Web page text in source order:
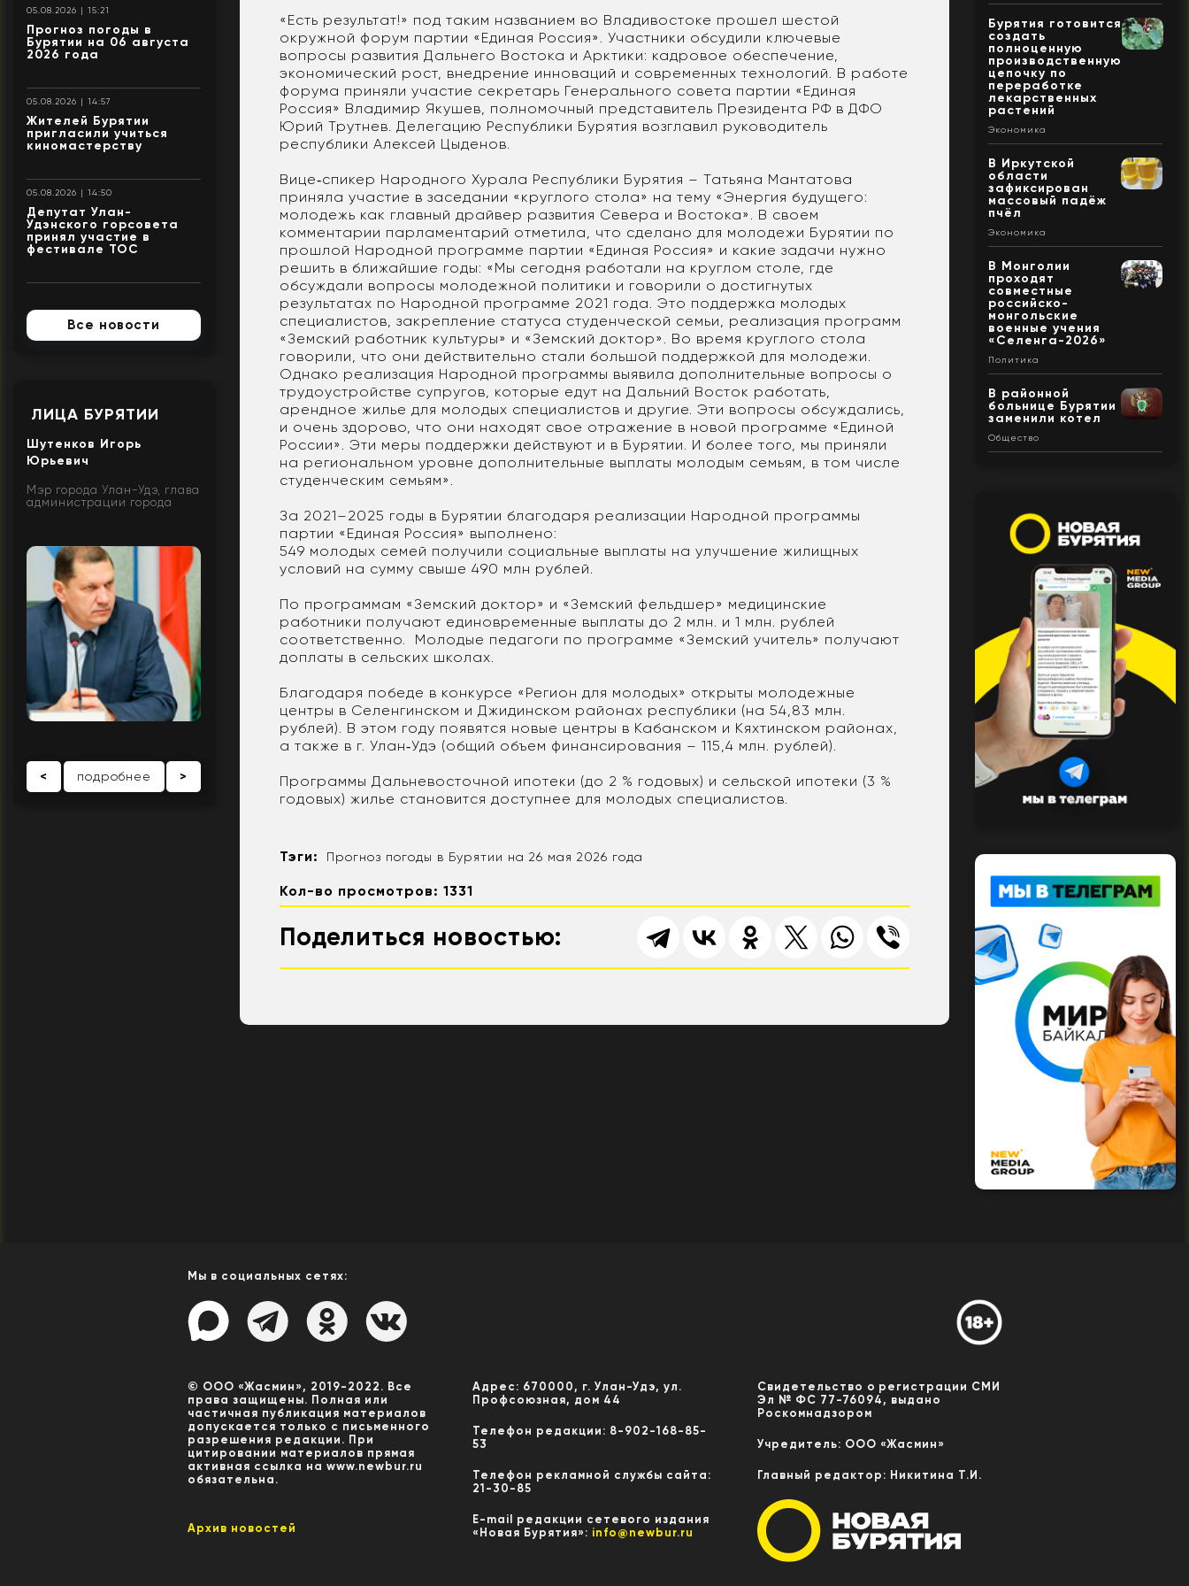
05.08.2026 | 15:21
Прогноз погоды в
Бурятии на 06 августа
2026 года
05.08.2026 | 14:57
Жителей Бурятии
пригласили учиться
киномастерству
05.08.2026 | 14:50
Депутат Улан-
Удэнского горсовета
принял участие в
фестивале ТОС
Все новости
ЛИЦА БУРЯТИИ
Шутенков Игорь
Юрьевич
Мэр города Улан-Удэ, глава
администрации города
< подробнее >
«Есть результат!» под таким названием во Владивостоке прошел шестой
окружной форум партии «Единая Россия». Участники обсудили ключевые
вопросы развития Дальнего Востока и Арктики: кадровое обеспечение,
экономический рост, внедрение инноваций и современных технологий. В работе
форума приняли участие секретарь Генерального совета партии «Единая
Россия» Владимир Якушев, полномочный представитель Президента РФ в ДФО
Юрий Трутнев. Делегацию Республики Бурятия возглавил руководитель
республики Алексей Цыденов.
Вице‑спикер Народного Хурала Республики Бурятия – Татьяна Мантатова
приняла участие в заседании «круглого стола» на тему «Энергия будущего:
молодежь как главный драйвер развития Севера и Востока». В своем
комментарии парламентарий отметила, что сделано для молодежи Бурятии по
прошлой Народной программе партии «Единая Россия» и какие задачи нужно
решить в ближайшие годы: «Мы сегодня работали на круглом столе, где
обсуждали вопросы молодежной политики и говорили о достигнутых
результатах по Народной программе 2021 года. Это поддержка молодых
специалистов, закрепление статуса студенческой семьи, реализация программ
«Земский работник культуры» и «Земский доктор». Во время круглого стола
говорили, что они действительно стали большой поддержкой для молодежи.
Однако реализация Народной программы выявила дополнительные вопросы о
трудоустройстве супругов, которые едут на Дальний Восток работать,
арендное жилье для молодых специалистов и другие. Эти вопросы обсуждались,
и очень здорово, что они находят свое отражение в новой программе «Единой
России». Эти меры поддержки действуют и в Бурятии. И более того, мы приняли
на региональном уровне дополнительные выплаты молодым семьям, в том числе
студенческим семьям».
За 2021–2025 годы в Бурятии благодаря реализации Народной программы
партии «Единая Россия» выполнено:
549 молодых семей получили социальные выплаты на улучшение жилищных
условий на сумму свыше 490 млн рублей.
По программам «Земский доктор» и «Земский фельдшер» медицинские
работники получают единовременные выплаты до 2 млн. и 1 млн. рублей
соответственно. Молодые педагоги по программе «Земский учитель» получают
доплаты в сельских школах.
Благодаря победе в конкурсе «Регион для молодых» открыты молодежные
центры в Селенгинском и Джидинском районах республики (на 54,83 млн.
рублей). В этом году появятся новые центры в Кабанском и Кяхтинском районах,
а также в г. Улан‑Удэ (общий объем финансирования – 115,4 млн. рублей).
Программы Дальневосточной ипотеки (до 2 % годовых) и сельской ипотеки (3 %
годовых) жилье становится доступнее для молодых специалистов.
Тэги: Прогноз погоды в Бурятии на 26 мая 2026 года
Кол-во просмотров: 1331
Поделиться новостью:
Бурятия готовится
создать
полноценную
производственную
цепочку по
переработке
лекарственных
растений
Экономика
В Иркутской
области
зафиксирован
массовый падёж
пчёл
Экономика
В Монголии
проходят
совместные
российско-
монгольские
военные учения
«Селенга-2026»
Политика
В районной
больнице Бурятии
заменили котел
Общество
Мы в социальных сетях:
© ООО «Жасмин», 2019-2022. Все
права защищены. Полная или
частичная публикация материалов
допускается только с письменного
разрешения редакции. При
цитировании материалов прямая
активная ссылка на www.newbur.ru
обязательна.
Архив новостей
Адрес: 670000, г. Улан-Удэ, ул.
Профсоюзная, дом 44
Телефон редакции: 8-902-168-85-
53
Телефон рекламной службы сайта:
21-30-85
E-mail редакции сетевого издания
«Новая Бурятия»: info@newbur.ru
Свидетельство о регистрации СМИ
Эл № ФС 77-76094, выдано
Роскомнадзором
Учредитель: ООО «Жасмин»
Главный редактор: Никитина Т.И.